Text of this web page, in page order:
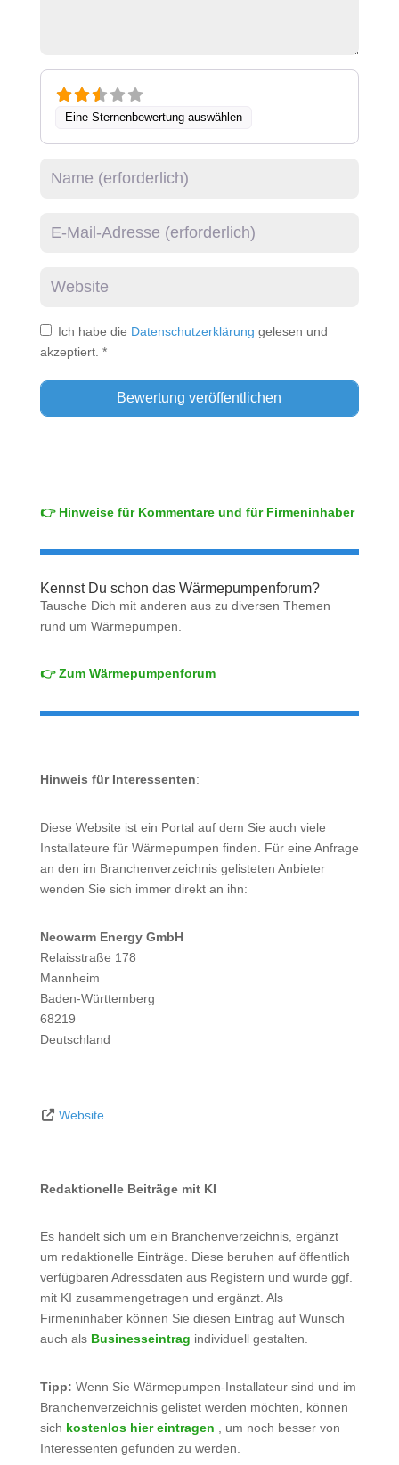
Eine Sternenbewertung auswählen
Ich habe die Datenschutzerklärung gelesen und
akzeptiert. *
👉 Hinweise für Kommentare und für Firmeninhaber
Kennst Du schon das Wärmepumpenforum?
Tausche Dich mit anderen aus zu diversen Themen
rund um Wärmepumpen.
👉 Zum Wärmepumpenforum
Hinweis für Interessenten:
Diese Website ist ein Portal auf dem Sie auch viele
Installateure für Wärmepumpen finden. Für eine Anfrage
an den im Branchenverzeichnis gelisteten Anbieter
wenden Sie sich immer direkt an ihn:
Neowarm Energy GmbH
Relaisstraße 178
Mannheim
Baden-Württemberg
68219
Deutschland
Website
Redaktionelle Beiträge mit KI
Es handelt sich um ein Branchenverzeichnis, ergänzt
um redaktionelle Einträge. Diese beruhen auf öffentlich
verfügbaren Adressdaten aus Registern und wurde ggf.
mit KI zusammengetragen und ergänzt. Als
Firmeninhaber können Sie diesen Eintrag auf Wunsch
auch als Businesseintrag individuell gestalten.
Tipp: Wenn Sie Wärmepumpen-Installateur sind und im
Branchenverzeichnis gelistet werden möchten, können
sich kostenlos hier eintragen , um noch besser von
Interessenten gefunden zu werden.